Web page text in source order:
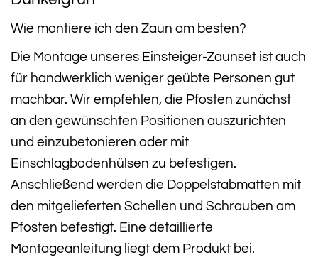
Wie montiere ich den Zaun am besten?
Die Montage unseres Einsteiger-Zaunset ist auch
für handwerklich weniger geübte Personen gut
machbar. Wir empfehlen, die Pfosten zunächst
an den gewünschten Positionen auszurichten
und einzubetonieren oder mit
Einschlagbodenhülsen zu befestigen.
Anschließend werden die Doppelstabmatten mit
den mitgelieferten Schellen und Schrauben am
Pfosten befestigt. Eine detaillierte
Montageanleitung liegt dem Produkt bei.